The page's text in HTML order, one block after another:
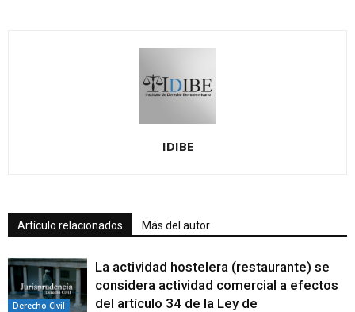
IDIBE
Artículo relacionados Más del autor
Derecho Civil
La actividad hostelera (restaurante) se
considera actividad comercial a efectos
del artículo 34 de la Ley de